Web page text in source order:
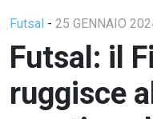
Futsal - 25 GENNAIO
Futsal: il
ruggisce